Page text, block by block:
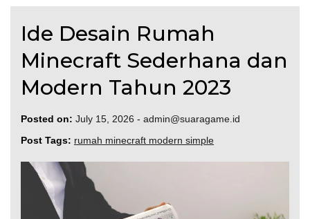
Ide Desain Rumah
Minecraft Sederhana dan
Modern Tahun 2023
Posted on: July 15, 2026 - admin@suaragame.id
Post Tags: rumah minecraft modern simple